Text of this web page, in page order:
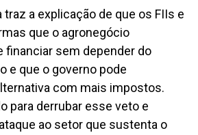
a explicação de que os FIIs e
que o agronegócio
financiar sem depender do
e que o governo pode
com mais impostos.
para derrubar esse veto e
ao setor que sustenta o